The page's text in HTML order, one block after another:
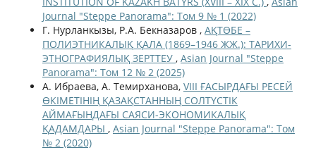
Journal "Steppe Panorama": Том 9 № 1 (2022)
Г. Нурланкызы, Р.А. Бекназаров , АҚТӨБЕ –
ПОЛИЭТНИКАЛЫҚ ҚАЛА (1869–1946 ЖЖ.): ТАРИХИ-
ЭТНОГРАФИЯЛЫҚ ЗЕРТТЕУ , Asian Journal "Steppe
Panorama": Том 12 № 2 (2025)
А. Ибраева, А. Темирханова, VIII ҒАСЫРДАҒЫ РЕСЕЙ
ӨКІМЕТІНІҢ ҚАЗАҚСТАННЫҢ СОЛТҮСТІК
АЙМАҒЫНДАҒЫ САЯСИ-ЭКОНОМИКАЛЫҚ
ҚАДАМДАРЫ , Asian Journal "Steppe Panorama": Том
№ 2 (2020)